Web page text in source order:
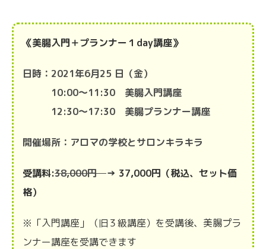
《美腸入門＋プランナー１day講座》
日時：2021年6月25 日（金）
10:00〜11:30 美腸入門講座
12:30〜17:30 美腸プランナー講座
開催場所：アロマの学校とサロンキラキラ
受講料:38,000円→ 37,000円（税込、セット価
格）
※「入門講座」（旧３級講座）を受講後、美腸プラ
ンナー講座を受講できます